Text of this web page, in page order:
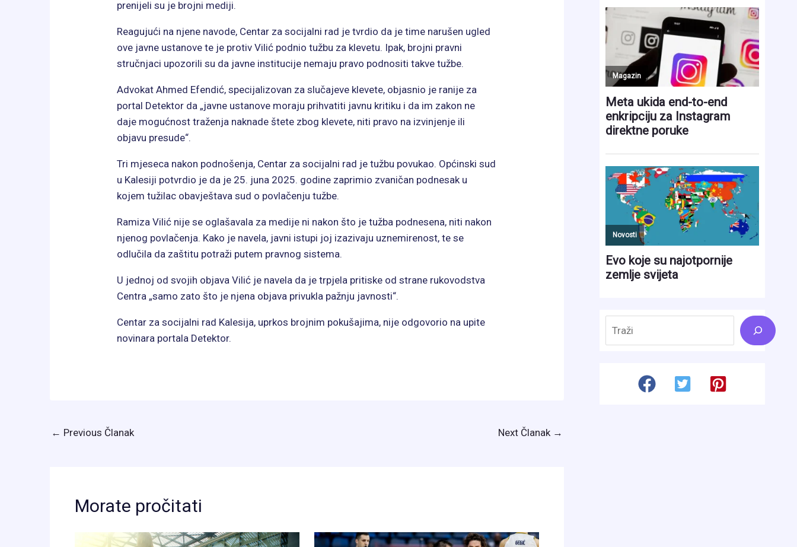
prenijeli su je brojni mediji.
Reagujući na njene navode, Centar za socijalni rad je tvrdio da je time narušen ugled
ove javne ustanove te je protiv Vilić podnio tužbu za klevetu. Ipak, brojni pravni
stručnjaci upozorili su da javne institucije nemaju pravo podnositi takve tužbe.
Advokat Ahmed Efendić, specijalizovan za slučajeve klevete, objasnio je ranije za
portal Detektor da „javne ustanove moraju prihvatiti javnu kritiku i da im zakon ne
daje mogućnost traženja naknade štete zbog klevete, niti pravo na izvinjenje ili
objavu presude“.
Tri mjeseca nakon podnošenja, Centar za socijalni rad je tužbu povukao. Općinski sud
u Kalesiji potvrdio je da je 25. juna 2025. godine zaprimio zvaničan podnesak u
kojem tužilac obavještava sud o povlačenju tužbe.
Ramiza Vilić nije se oglašavala za medije ni nakon što je tužba podnesena, niti nakon
njenog povlačenja. Kako je navela, javni istupi joj izazivaju uznemirenost, te se
odlučila da zaštitu potraži putem pravnog sistema.
U jednoj od svojih objava Vilić je navela da je trpjela pritiske od strane rukovodstva
Centra „samo zato što je njena objava privukla pažnju javnosti“.
Centar za socijalni rad Kalesija, uprkos brojnim pokušajima, nije odgovorio na upite
novinara portala Detektor.
← Previous Članak Next Članak →
Morate pročitati
Search